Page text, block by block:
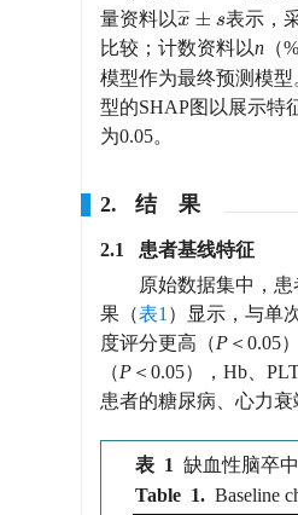
量资料以x¯±s 表示，
比较；计数资料以n （
模型作为最终预测模
型的SHAP图以展示特
为0.05。
2. 结 果
2.1 患者基线特征
原始数据集中，患
果（表1 ）显示，与单
度评分更高（P ＜0.05
（P ＜0.05），Hb、
患者的糖尿病、心力
表 1
缺血性脑卒
Table 1. Baseline